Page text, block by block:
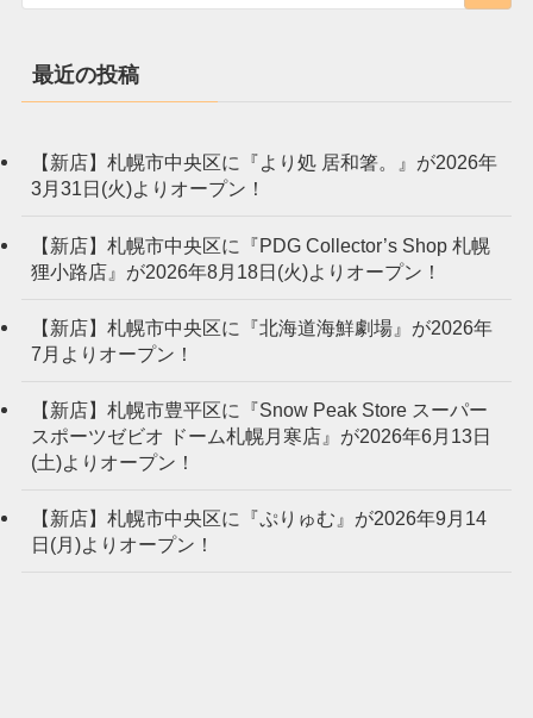
最近の投稿
【新店】札幌市中央区に『より処 居和箸。』が2026年
3月31日(火)よりオープン！
【新店】札幌市中央区に『PDG Collector’s Shop 札幌
狸小路店』が2026年8月18日(火)よりオープン！
【新店】札幌市中央区に『北海道海鮮劇場』が2026年
7月よりオープン！
【新店】札幌市豊平区に『Snow Peak Store スーパー
スポーツゼビオ ドーム札幌月寒店』が2026年6月13日
(土)よりオープン！
【新店】札幌市中央区に『ぷりゅむ』が2026年9月14
日(月)よりオープン！